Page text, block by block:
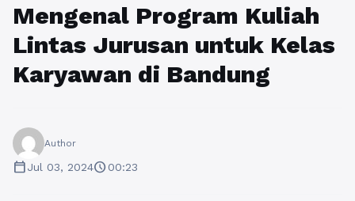
Mengenal Program Kuliah
Lintas Jurusan untuk Kelas
Karyawan di Bandung
Author
calendar_todayJul 03, 2024schedule00:23